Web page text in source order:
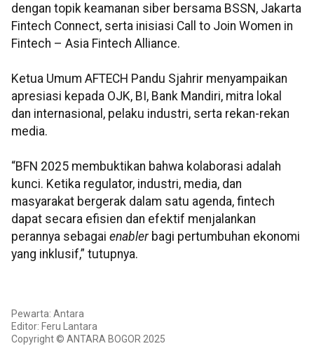
dengan topik keamanan siber bersama BSSN, Jakarta
Fintech Connect, serta inisiasi Call to Join Women in
Fintech – Asia Fintech Alliance.
Ketua Umum AFTECH Pandu Sjahrir menyampaikan
apresiasi kepada OJK, BI, Bank Mandiri, mitra lokal
dan internasional, pelaku industri, serta rekan-rekan
media.
“BFN 2025 membuktikan bahwa kolaborasi adalah
kunci. Ketika regulator, industri, media, dan
masyarakat bergerak dalam satu agenda, fintech
dapat secara efisien dan efektif menjalankan
perannya sebagai enablerbagi pertumbuhan ekonomi
yang inklusif,” tutupnya.
Pewarta: Antara
Editor: Feru Lantara
Copyright © ANTARA BOGOR 2025